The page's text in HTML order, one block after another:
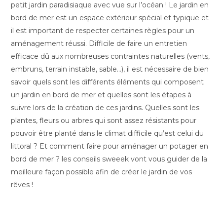
petit jardin paradisiaque avec vue sur l’océan ! Le jardin en
bord de mer est un espace extérieur spécial et typique et
il est important de respecter certaines règles pour un
aménagement réussi. Difficile de faire un entretien
efficace dû aux nombreuses contraintes naturelles (vents,
embruns, terrain instable, sable…), il est nécessaire de bien
savoir quels sont les différents éléments qui composent
un jardin en bord de mer et quelles sont les étapes à
suivre lors de la création de ces jardins. Quelles sont les
plantes, fleurs ou arbres qui sont assez résistants pour
pouvoir être planté dans le climat difficile qu’est celui du
littoral ? Et comment faire pour aménager un potager en
bord de mer ? les conseils sweeek vont vous guider de la
meilleure façon possible afin de créer le jardin de vos
rêves !